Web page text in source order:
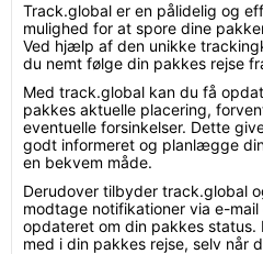
Track.global er en pålidelig og
mulighed for at spore dine
Ved hjælp af den unikke
du nemt følge din pakkes rejse
Med track.global kan du få
pakkes aktuelle placering,
eventuelle forsinkelser. Dette
godt informeret og planlægge
en bekvem måde.
Derudover tilbyder track.global
modtage notifikationer via e-
opdateret om din pakkes
med i din pakkes rejse, selv når